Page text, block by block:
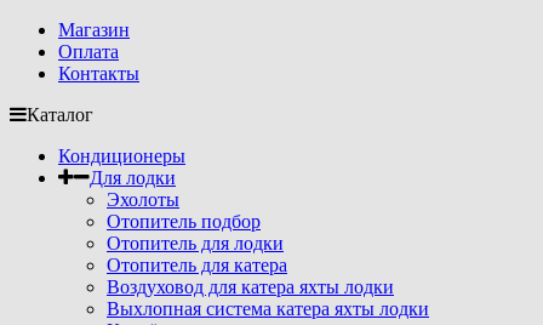
Магазин
Оплата
Контакты
Каталог
Кондиционеры
Для лодки
Эхолоты
Отопитель подбор
Отопитель для лодки
Отопитель для катера
Воздуховод для катера яхты лодки
Выхлопная система катера яхты лодки